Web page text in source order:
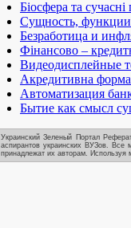
Біосфера та
Сущность,
Безработица и
Фінансово –
Видеодисплейные
Акредитивна форма
Автоматизация
Бытие как смысл
Украинский Зеленый Портал
аспирантов украинских ВУЗов. Все
принадлежат их авторам. Используя